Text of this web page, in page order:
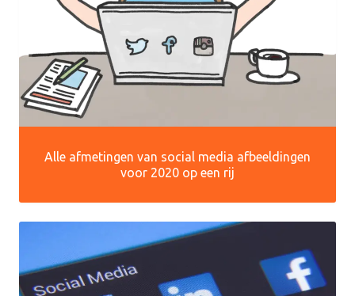
Alle afmetingen van social media afbeeldingen
voor 2020 op een rij